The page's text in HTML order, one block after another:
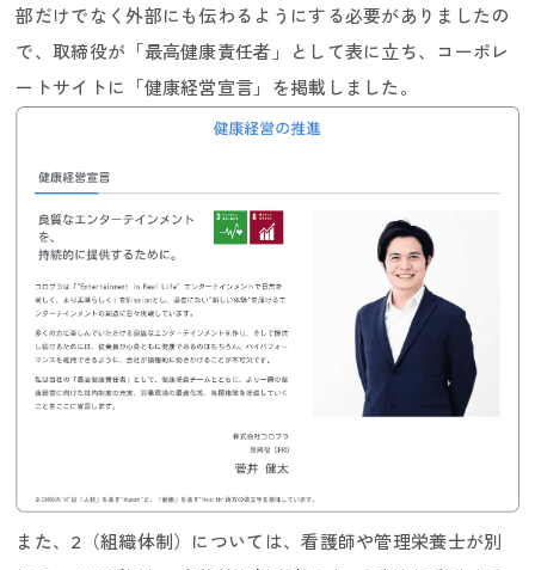
インターンシップ
部だけでなく外部にも伝わるようにする必要がありましたの
で、取締役が「最高健康責任者」として表に立ち、コーポレ
ートサイトに「健康経営宣言」を掲載しました。
また、2（組織体制）については、看護師や管理栄養士が別